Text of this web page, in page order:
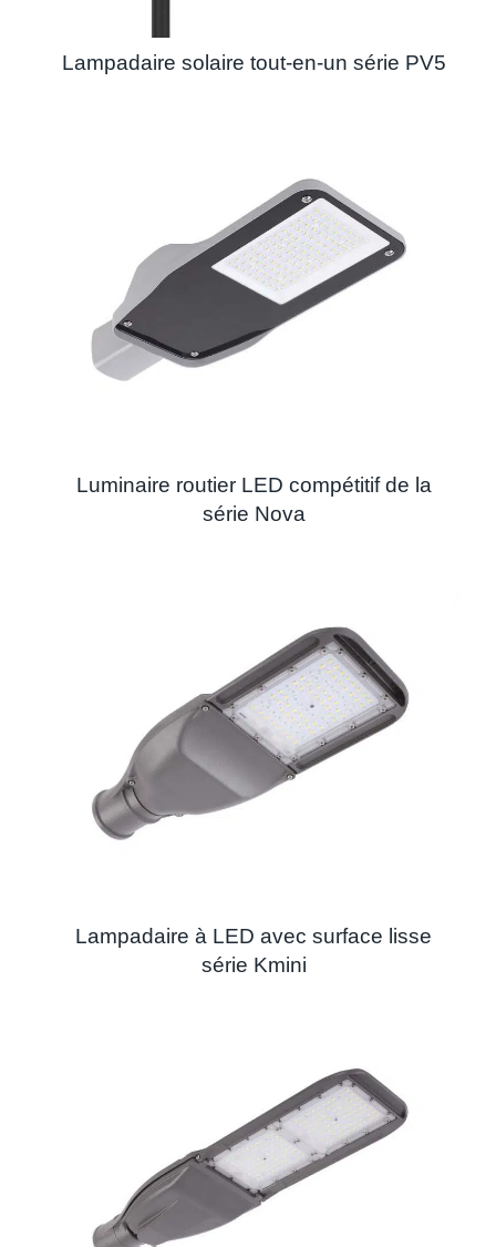
Lampadaire solaire tout-en-un série PV5
Luminaire routier LED compétitif de la
série Nova
Lampadaire à LED avec surface lisse
série Kmini